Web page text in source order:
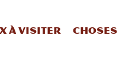
à visiter